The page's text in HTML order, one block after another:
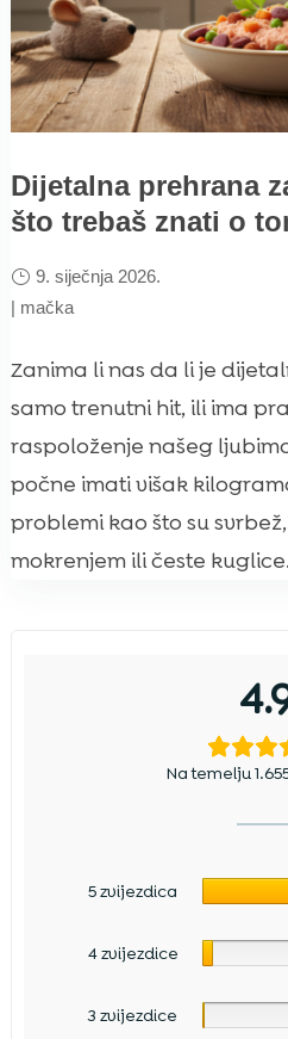
Dijetalna prehrana
što trebaš znati o
9. siječnja 2026.
| mačka
Zanima li nas da li je
samo trenutni hit, ili ima
raspoloženje našeg
počne imati višak
problemi kao što su
mokrenjem ili česte
Na temelju
5 zvijezdica
4 zvijezdice
3 zvijezdice